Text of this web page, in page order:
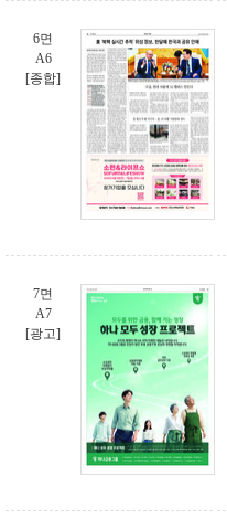
6면
A6
[종합]
7면
A7
[광고]